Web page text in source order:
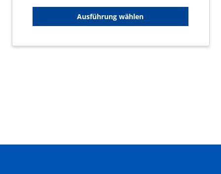
Ausführung wählen
Optionen
auf